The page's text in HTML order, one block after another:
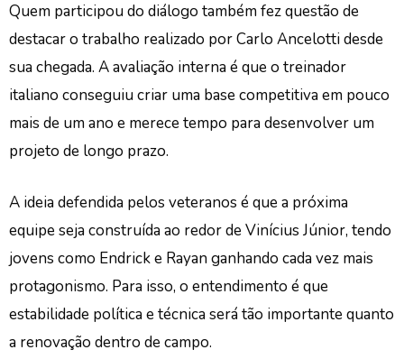
Quem participou do diálogo também fez questão de
destacar o trabalho realizado por Carlo Ancelotti desde
sua chegada. A avaliação interna é que o treinador
italiano conseguiu criar uma base competitiva em pouco
mais de um ano e merece tempo para desenvolver um
projeto de longo prazo.
A ideia defendida pelos veteranos é que a próxima
equipe seja construída ao redor de Vinícius Júnior, tendo
jovens como Endrick e Rayan ganhando cada vez mais
protagonismo. Para isso, o entendimento é que
estabilidade política e técnica será tão importante quanto
a renovação dentro de campo.